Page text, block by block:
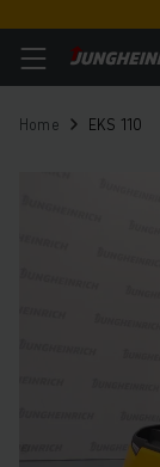
Home EKS 110